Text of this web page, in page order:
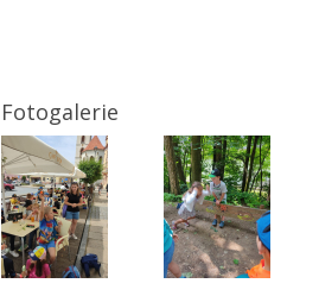
Fotogalerie